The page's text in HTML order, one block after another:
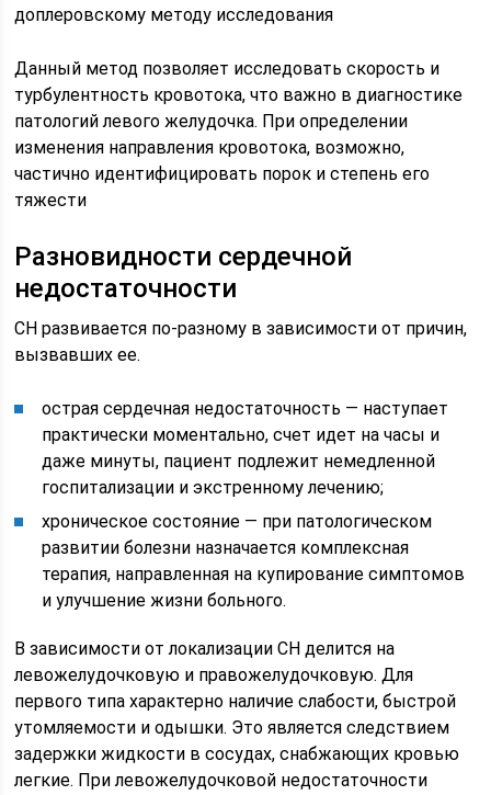
доплеровскому методу исследования
Данный метод позволяет исследовать скорость и
турбулентность кровотока, что важно в диагностике
патологий левого желудочка. При определении
изменения направления кровотока, возможно,
частично идентифицировать порок и степень его
тяжести
Разновидности сердечной
недостаточности
СН развивается по-разному в зависимости от причин,
вызвавших ее.
острая сердечная недостаточность — наступает
практически моментально, счет идет на часы и
даже минуты, пациент подлежит немедленной
госпитализации и экстренному лечению;
хроническое состояние — при патологическом
развитии болезни назначается комплексная
терапия, направленная на купирование симптомов
и улучшение жизни больного.
В зависимости от локализации СН делится на
левожелудочковую и правожелудочковую. Для
первого типа характерно наличие слабости, быстрой
утомляемости и одышки. Это является следствием
задержки жидкости в сосудах, снабжающих кровью
легкие. При левожелудочковой недостаточности